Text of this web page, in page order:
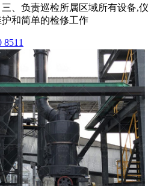
、负责巡检所属区域所有设备,仪
和简单的检修工作
8511